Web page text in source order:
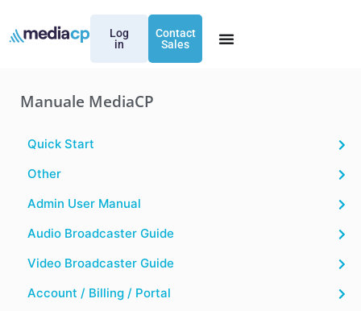
Log
in
Contact
Sales
Manuale MediaCP
Quick Start
Other
Admin User Manual
Audio Broadcaster Guide
Video Broadcaster Guide
Account / Billing / Portal